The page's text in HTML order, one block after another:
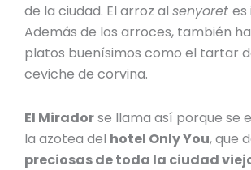
de la ciudad. El arroz alsenyoretes
Además de los arroces, también
platos buenísimos como el tartar
ceviche de corvina.
El Miradorse llama así porque se
la azotea del hotel Only You, que
preciosas de toda la ciudad